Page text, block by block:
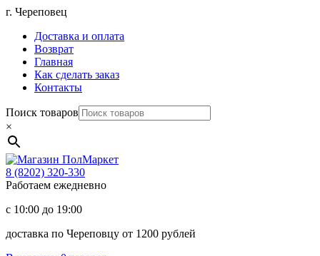
Перейти
содержимому
г. Череповец
Доставка и оплата
Возврат
Главная
Как сделать заказ
Контакты
Поиск товаров
×
Магазин
8 (8202) 320-330
Работаем ежедневно
с 10:00 до 19:00
доставка по Череповцу от 1200 рублей